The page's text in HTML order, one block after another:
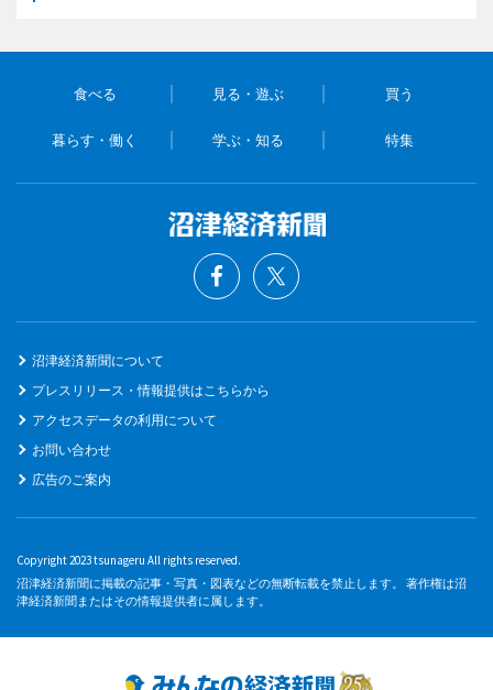
食べる 見る・遊ぶ 買う
暮らす・働く 学ぶ・知る 特集
沼津経済新聞について
プレスリリース・情報提供はこちらから
アクセスデータの利用について
お問い合わせ
広告のご案内
Copyright 2023 tsunageru All rights reserved.
沼津経済新聞に掲載の記事・写真・図表などの無断転載を禁止します。 著作権は沼
津経済新聞またはその情報提供者に属します。